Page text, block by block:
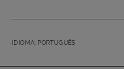
IDIOMA: PORTUGUÊS